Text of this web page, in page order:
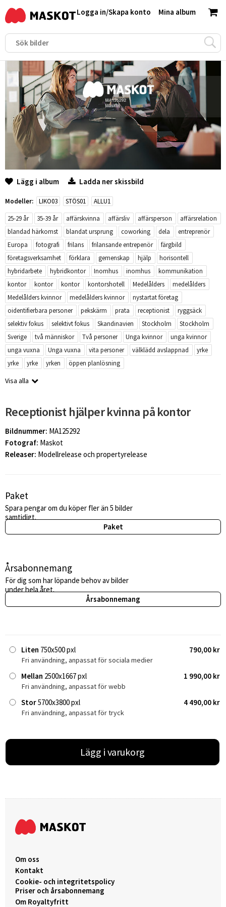
Mina album
Logga in/Skapa konto
Lägg i album Ladda ner skissbild
Modeller: LIKO03 STÖS01
ALLU1
25-29 år
35-39 år affärskvinna affärsliv affärsperson
affärsrelation
blandad härkomst
blandat ursprung coworking dela
entreprenör
Europa
fotografi frilans frilansande entrepenör
färgbild
företagsverksamhet
förklara gemenskap hjälp
horisontell
hybridarbete
hybridkontor Inomhus inomhus
kommunikation
kontor
kontor kontor kontorshotell Medelålders
medelålders
Medelålders kvinnor
medelålders kvinnor
nystartat företag
oidentifierbara personer
pekskärm prata receptionist
ryggsäck
selektiv fokus
selektivt fokus Skandinavien Stockholm
Stockholm
Sverige
två människor Två personer Unga kvinnor
unga kvinnor
unga vuxna
Unga vuxna vita personer välklädd avslappnad
yrke
yrke
yrke yrken öppen planlösning
Visa alla
Receptionist hjälper kvinna på kontor
Bildnummer: MA125292
Fotograf: Maskot
Releaser: Modellrelease och propertyrelease
Paket
Spara pengar om du köper fler än 5 bilder
samtidigt.
Paket
Årsabonnemang
För dig som har löpande behov av bilder
under hela året.
Årsabonnemang
Liten 750x500 pxl 790,00 kr
Fri användning, anpassat för sociala medier
Mellan 2500x1667 pxl 1 990,00 kr
Fri användning, anpassat för webb
Stor5700x3800 pxl 4 490,00 kr
Fri användning, anpassat för tryck
Lägg i varukorg
Om oss
Kontakt
Cookie- och integritetspolicy
Priser och årsabonnemang
Om Royaltyfritt